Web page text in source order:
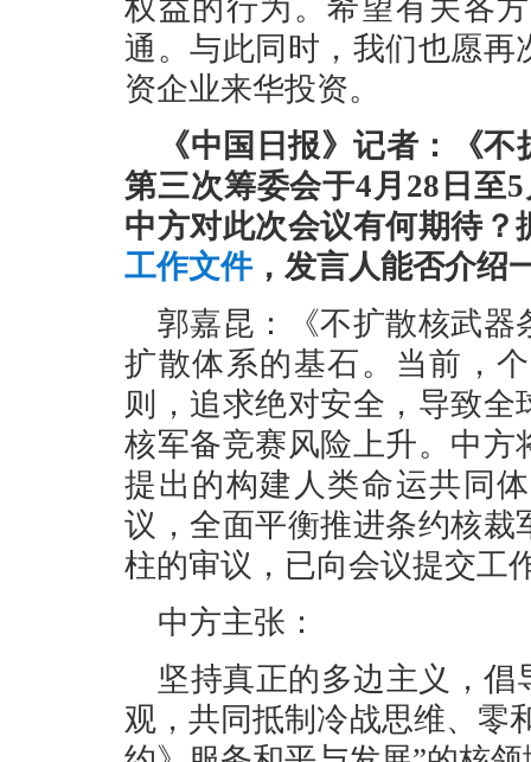
权益的行为。希望有关各
通。与此同时，我们也愿
资企业来华投资。
《中国日报》记者：《
第三次筹委会于4月28日至
中方对此次会议有何期待
工作文件，发言人能否介绍
郭嘉昆：《不扩散核武器
扩散体系的基石。当前，
则，追求绝对安全，导致
核军备竞赛风险上升。中
提出的构建人类命运共同
议，全面平衡推进条约核
柱的审议，已向会议提交工
中方主张：
坚持真正的多边主义，
观，共同抵制冷战思维、零